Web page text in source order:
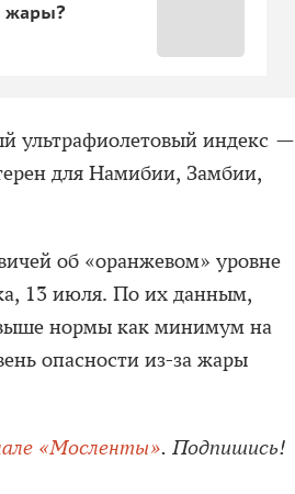
жары?
ультрафиолетовый индекс —
для Намибии, Замбии,
об «оранжевом» уровне
13 июля. По их данным,
нормы как минимум на
опасности из-за жары
«Мосленты». Подпишись!